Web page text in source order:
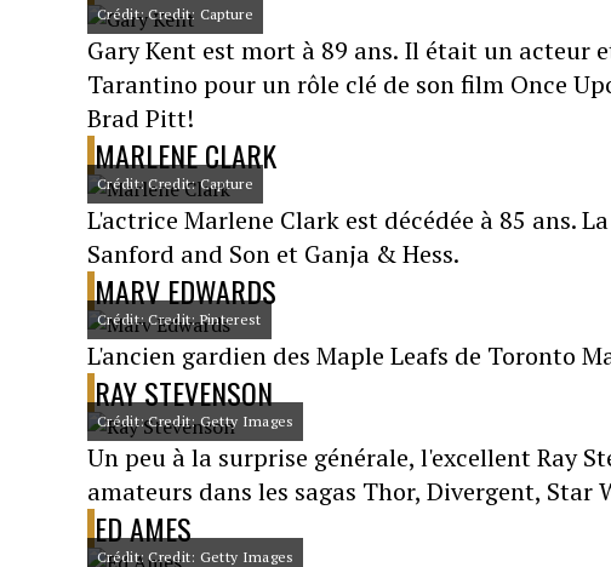
Crédit: Credit: Capture
Gary Kent est mort à 89 ans. Il était un acteur
Tarantino pour un rôle clé de son film Once
Brad Pitt!
MARLENE CLARK
Crédit: Credit: Capture
L'actrice Marlene Clark est décédée à 85 ans.
Sanford and Son et Ganja & Hess.
MARV EDWARDS
Crédit: Credit: Pinterest
L'ancien gardien des Maple Leafs de Toronto
RAY STEVENSON
Crédit: Credit: Getty Images
Un peu à la surprise générale, l'excellent Ray
amateurs dans les sagas Thor, Divergent, Star
ED AMES
Crédit: Credit: Getty Images